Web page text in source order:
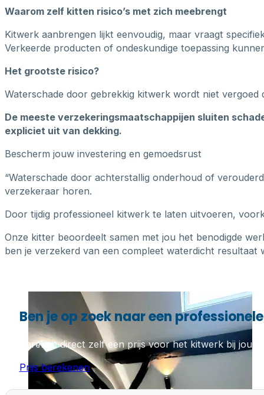
Waarom zelf kitten risico’s met zich meebrengt
Kitwerk aanbrengen lijkt eenvoudig, maar vraagt
Verkeerde producten of ondeskundige toepassing
Het grootste risico?
Waterschade door gebrekkig kitwerk wordt niet
De meeste verzekeringsmaatschappijen sluiten
expliciet uit van dekking.
Bescherm jouw investering en gemoedsrust
“Waterschade door achterstallig onderhoud of
verzekeraar horen.
Door tijdig professioneel kitwerk te laten uitvoeren,
Onze kitter beoordeelt samen met jou het benodigde
ben je verzekerd van een compleet waterdicht resultaat
Ben je op zoek naar een
Bereken direct zelf een prijs voor het kitwerk bij jou
Prijs berekenen